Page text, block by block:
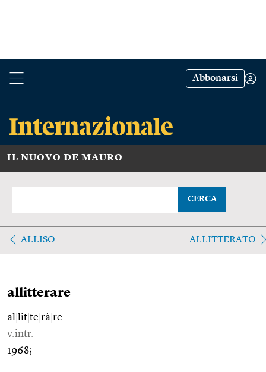
Abbonarsi
IL NUOVO DE MAURO
CERCA
ALLISO ALLITTERATO
allitterare
al lit te rà re
v.intr.
1968;